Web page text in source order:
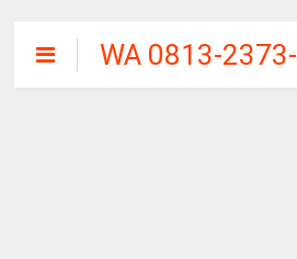
WA 0813-2373-
9973 | WALINI